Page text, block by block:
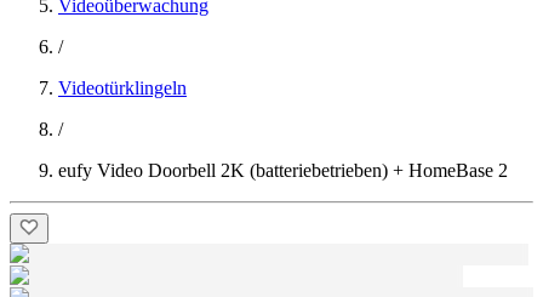
Videoüberwachung
/
Videotürklingeln
/
eufy Video Doorbell 2K (batteriebetrieben) + HomeBase 2